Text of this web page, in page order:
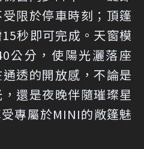
限於停車時刻；頂篷
秒即可完成。天窗模
公分，使陽光灑落座
透的開放感，不論是
還是夜晚伴隨璀璨星
專屬於MINI的敞篷魅